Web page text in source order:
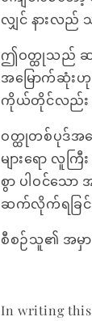
လျှင် နားလ
ဤဝတ္ထုသည် ဆရ
အမြောက်ဆုံး
ကိုယ်တိုင်လည်း
ဝတ္ထုတစ်ပုဒ်အ
များရော လူက
စွာ ပါဝင်သေ
ဆက်လိုက်ရခြင်
စီစဉ်သူ၏ အမှာ
In writing this